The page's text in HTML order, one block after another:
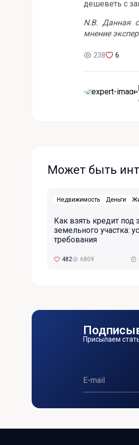
дешеветь с
N.B. Данная
мнение
238 6
Может быть
Недвижимость Деньги
Как взять кредит под
земельного участка:
требования
482 6809
Присылаем